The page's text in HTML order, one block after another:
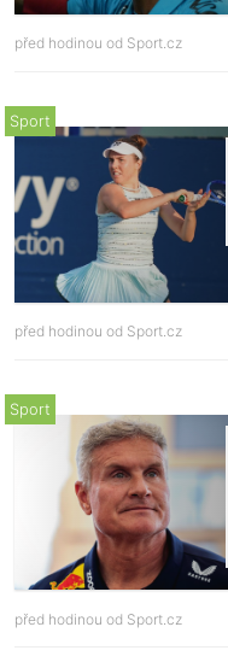
před hodinou od Sport.cz
Sport
před hodinou od Sport.cz
Sport
před hodinou od Sport.cz